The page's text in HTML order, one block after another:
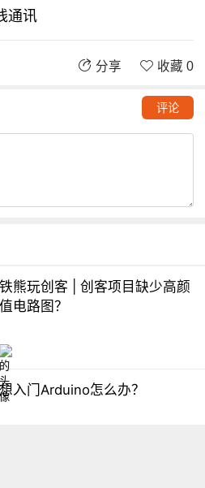
通讯
分享 收藏 0
评论
铁熊玩创客 | 创客项目缺少高颜
值电路图？
想入门Arduino怎么办？